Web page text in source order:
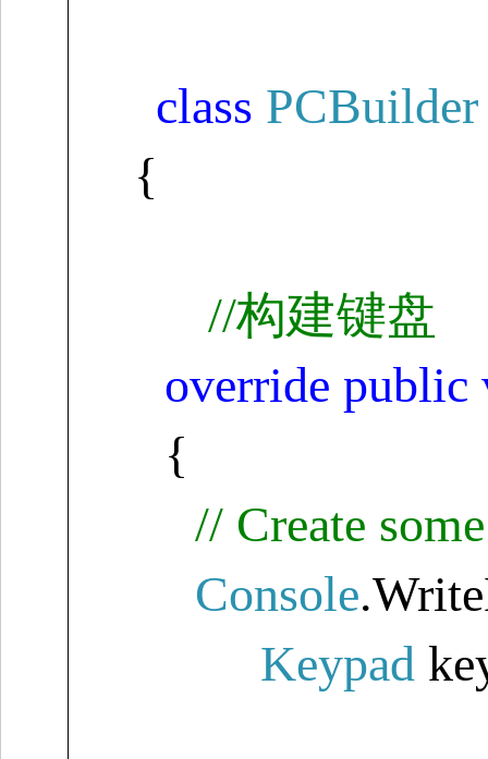
class PCBuilder
{
//构建键盘
override public
{
// Create
Console
Keypad